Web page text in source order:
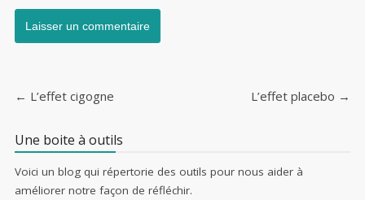
Post navigation
← L’effet cigogne L’effet placebo →
Une boite à outils
Voici un blog qui répertorie des outils pour nous aider à
améliorer notre façon de réfléchir.